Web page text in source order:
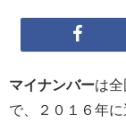
マイナンバーは
で、２０１６年